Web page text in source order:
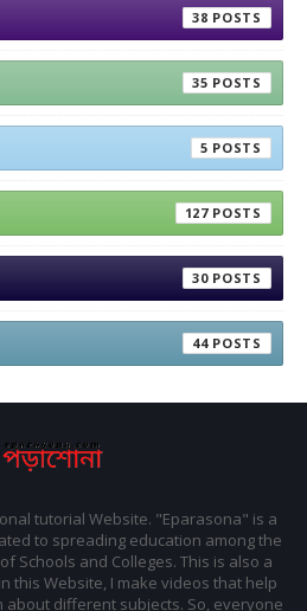
38
35
5
127
30
44
tutorial Website. "Eparasona" is a
to spreading education among the
Schools and Colleges. This is also a
this Website, I make videos that help
different subjects. So, everyone